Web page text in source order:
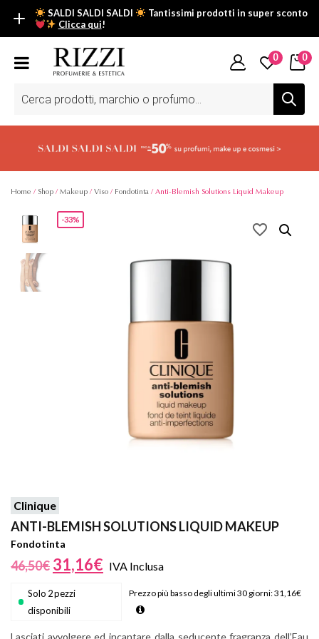
SALDI SALDI SALDI
Tantissimi prodotti in super sconto
Clicca qui!
SALDI SALDI SALDI
Fino al -50% su tantissimi prodotti beauty nella sezione saldi: il
Scopri tutti i prodotti in super saldo!Clicca qui
prodotti
0 0
Home / Shop / Makeup / Viso / Fondotinta / Anti-Blemish Solutions Liquid Makeup
-33%
Clinique
ANTI-BLEMISH SOLUTIONS LIQUID MAKEUP
Fondotinta
46,50€ 31,16€ IVA Inclusa
Solo 2 pezzi
disponibili
Prezzo più basso degli ultimi 30 giorni:31,16€